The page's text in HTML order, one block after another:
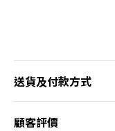
送貨及付款方式
顧客評價